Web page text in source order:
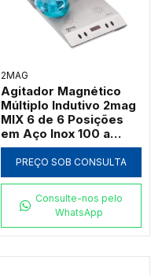
2MAG
Agitador Magnético
Múltiplo Indutivo 2mag
MIX 6 de 6 Posições
em Aço Inox 100 a
2000 RPM (Até
3000ml por Ponto)
PREÇO SOB CONSULTA
Consulte-nos pelo
WhatsApp